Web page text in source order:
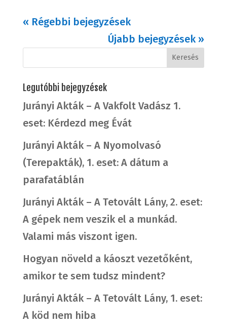
« Régebbi bejegyzések
Újabb bejegyzések »
Legutóbbi bejegyzések
Jurányi Akták – A Vakfolt Vadász 1.
eset: Kérdezd meg Évát
Jurányi Akták – A Nyomolvasó
(Terepakták), 1. eset: A dátum a
parafatáblán
Jurányi Akták – A Tetovált Lány, 2. eset:
A gépek nem veszik el a munkád.
Valami más viszont igen.
Hogyan növeld a káoszt vezetőként,
amikor te sem tudsz mindent?
Jurányi Akták – A Tetovált Lány, 1. eset:
A köd nem hiba